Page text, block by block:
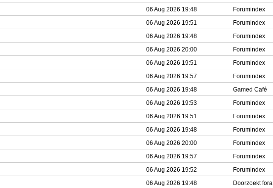
06 Aug 2026 19:48
Forumindex
06 Aug 2026 19:51
Forumindex
06 Aug 2026 19:48
Forumindex
06 Aug 2026 20:00
Forumindex
06 Aug 2026 19:51
Forumindex
06 Aug 2026 19:57
Forumindex
06 Aug 2026 19:48
Gamed Café
06 Aug 2026 19:53
Forumindex
06 Aug 2026 19:51
Forumindex
06 Aug 2026 19:48
Forumindex
06 Aug 2026 20:00
Forumindex
06 Aug 2026 19:57
Forumindex
06 Aug 2026 19:52
Forumindex
06 Aug 2026 19:48
Doorzoekt fora